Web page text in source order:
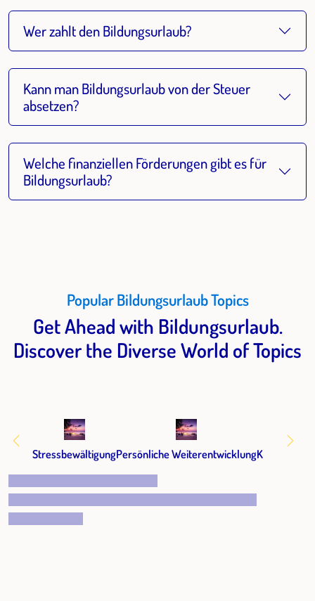
Wer zahlt den Bildungsurlaub?
Kann man Bildungsurlaub von der Steuer
absetzen?
Welche finanziellen Förderungen gibt es für
Bildungsurlaub?
Popular Bildungsurlaub Topics
Get Ahead with Bildungsurlaub.
Discover the Diverse World of Topics
StressbewältigungPersönliche Weiterentwicklung